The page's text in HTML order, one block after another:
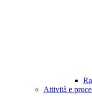
Attività e